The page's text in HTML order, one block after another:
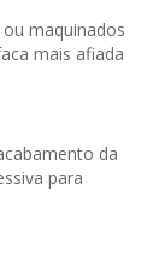
maquinados
mais afiada
da
para